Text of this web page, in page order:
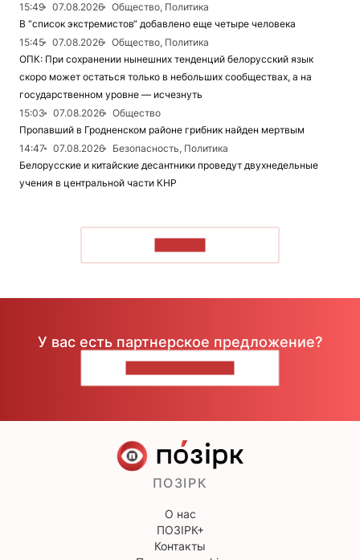
15:49
07.08.2026
Общество, Политика
В “список экстремистов“ добавлено еще четыре человека
15:45
07.08.2026
Общество, Политика
ОПК: При сохранении нынешних тенденций белорусский язык
скоро может остаться только в небольших сообществах, а на
государственном уровне — исчезнуть
15:03
07.08.2026
Общество
Пропавший в Гродненском районе грибник найден мертвым
14:47
07.08.2026
Безопасность, Политика
Белорусские и китайские десантники проведут двухнедельные
учения в центральной части КНР
У вас есть партнерское предложение?
ПОЗІРК
О нас
ПОЗІРК+
Контакты